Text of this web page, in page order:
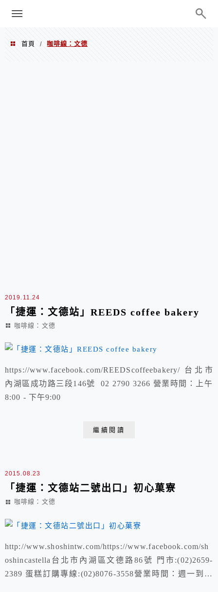
巧、世界走透透
menu
首頁 / 咖啡線：文德
2019.11.24
「捷運：文德站」REEDS coffee bakery
咖啡線：文德
https://www.facebook.com/REEDScoffeebakery/ 台北市
內湖區成功路三段146號 02 2790 3266 營業時間：上午
8:00 - 下午9:00
繼續閱讀
2015.08.23
「捷運：文德站二號出口」初心菓寮
咖啡線：文德
http://www.shoshintw.com/https://www.facebook.com/sh
oshincastella台北市內湖區文德路86號 門市:(02)2659-
2389 蛋糕訂購專線:(02)8076-3558營業時間：週一到週